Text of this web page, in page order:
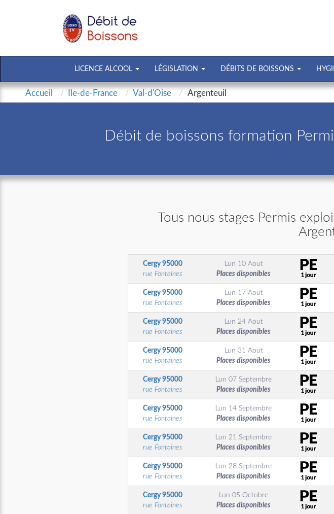
LICENCE ALCOOL LÉGISLATION DÉBITS DE BOISSONS
Accueil Ile-de-France Val-d'Oise Argenteuil
Débit de boissons formation
Tous nous stages Permis
Cergy95000
rue Fontaines
Lun 10 Aout
Places disponibles
Cergy95000
rue Fontaines
Lun 17 Aout
Places disponibles
Cergy95000
rue Fontaines
Lun 24 Aout
Places disponibles
Cergy95000
rue Fontaines
Lun 31 Aout
Places disponibles
Cergy95000
rue Fontaines
Lun 07 Septembre
Places disponibles
Cergy95000
rue Fontaines
Lun 14 Septembre
Places disponibles
Cergy95000
rue Fontaines
Lun 21 Septembre
Places disponibles
Cergy95000
rue Fontaines
Lun 28 Septembre
Places disponibles
Cergy95000
rue Fontaines
Lun 05 Octobre
Places disponibles